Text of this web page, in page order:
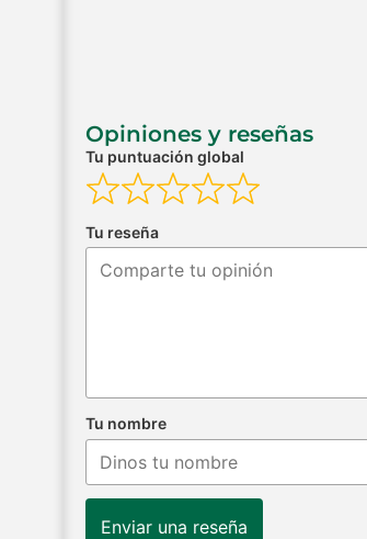
Opiniones y reseñas
Tu puntuación global
Tu reseña
Tu nombre
Enviar una reseña